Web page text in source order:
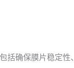
包括确保膜片稳定性